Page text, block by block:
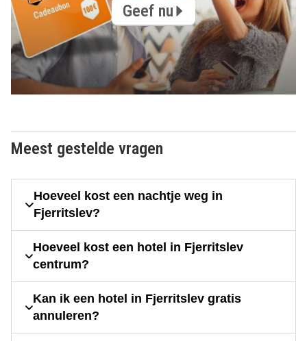
Geef nu
Meest gestelde vragen
Hoeveel kost een nachtje weg in
Fjerritslev?
Hoeveel kost een hotel in Fjerritslev
centrum?
Kan ik een hotel in Fjerritslev gratis
annuleren?